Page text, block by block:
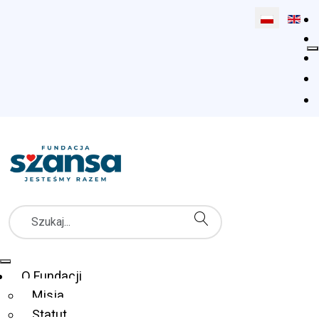
Wybierz
Szukaj
Menu Główne
O Fundacji
Misja
Statut